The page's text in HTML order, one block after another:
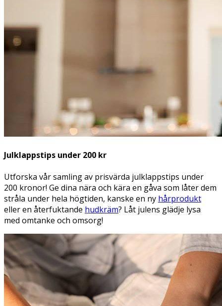
Julklappstips under 200 kr
Utforska vår samling av prisvärda julklappstips under
200 kronor! Ge dina nära och kära en gåva som låter dem
stråla under hela högtiden, kanske en ny hårprodukt
eller en återfuktande hudkräm? Låt julens glädje lysa
med omtanke och omsorg!